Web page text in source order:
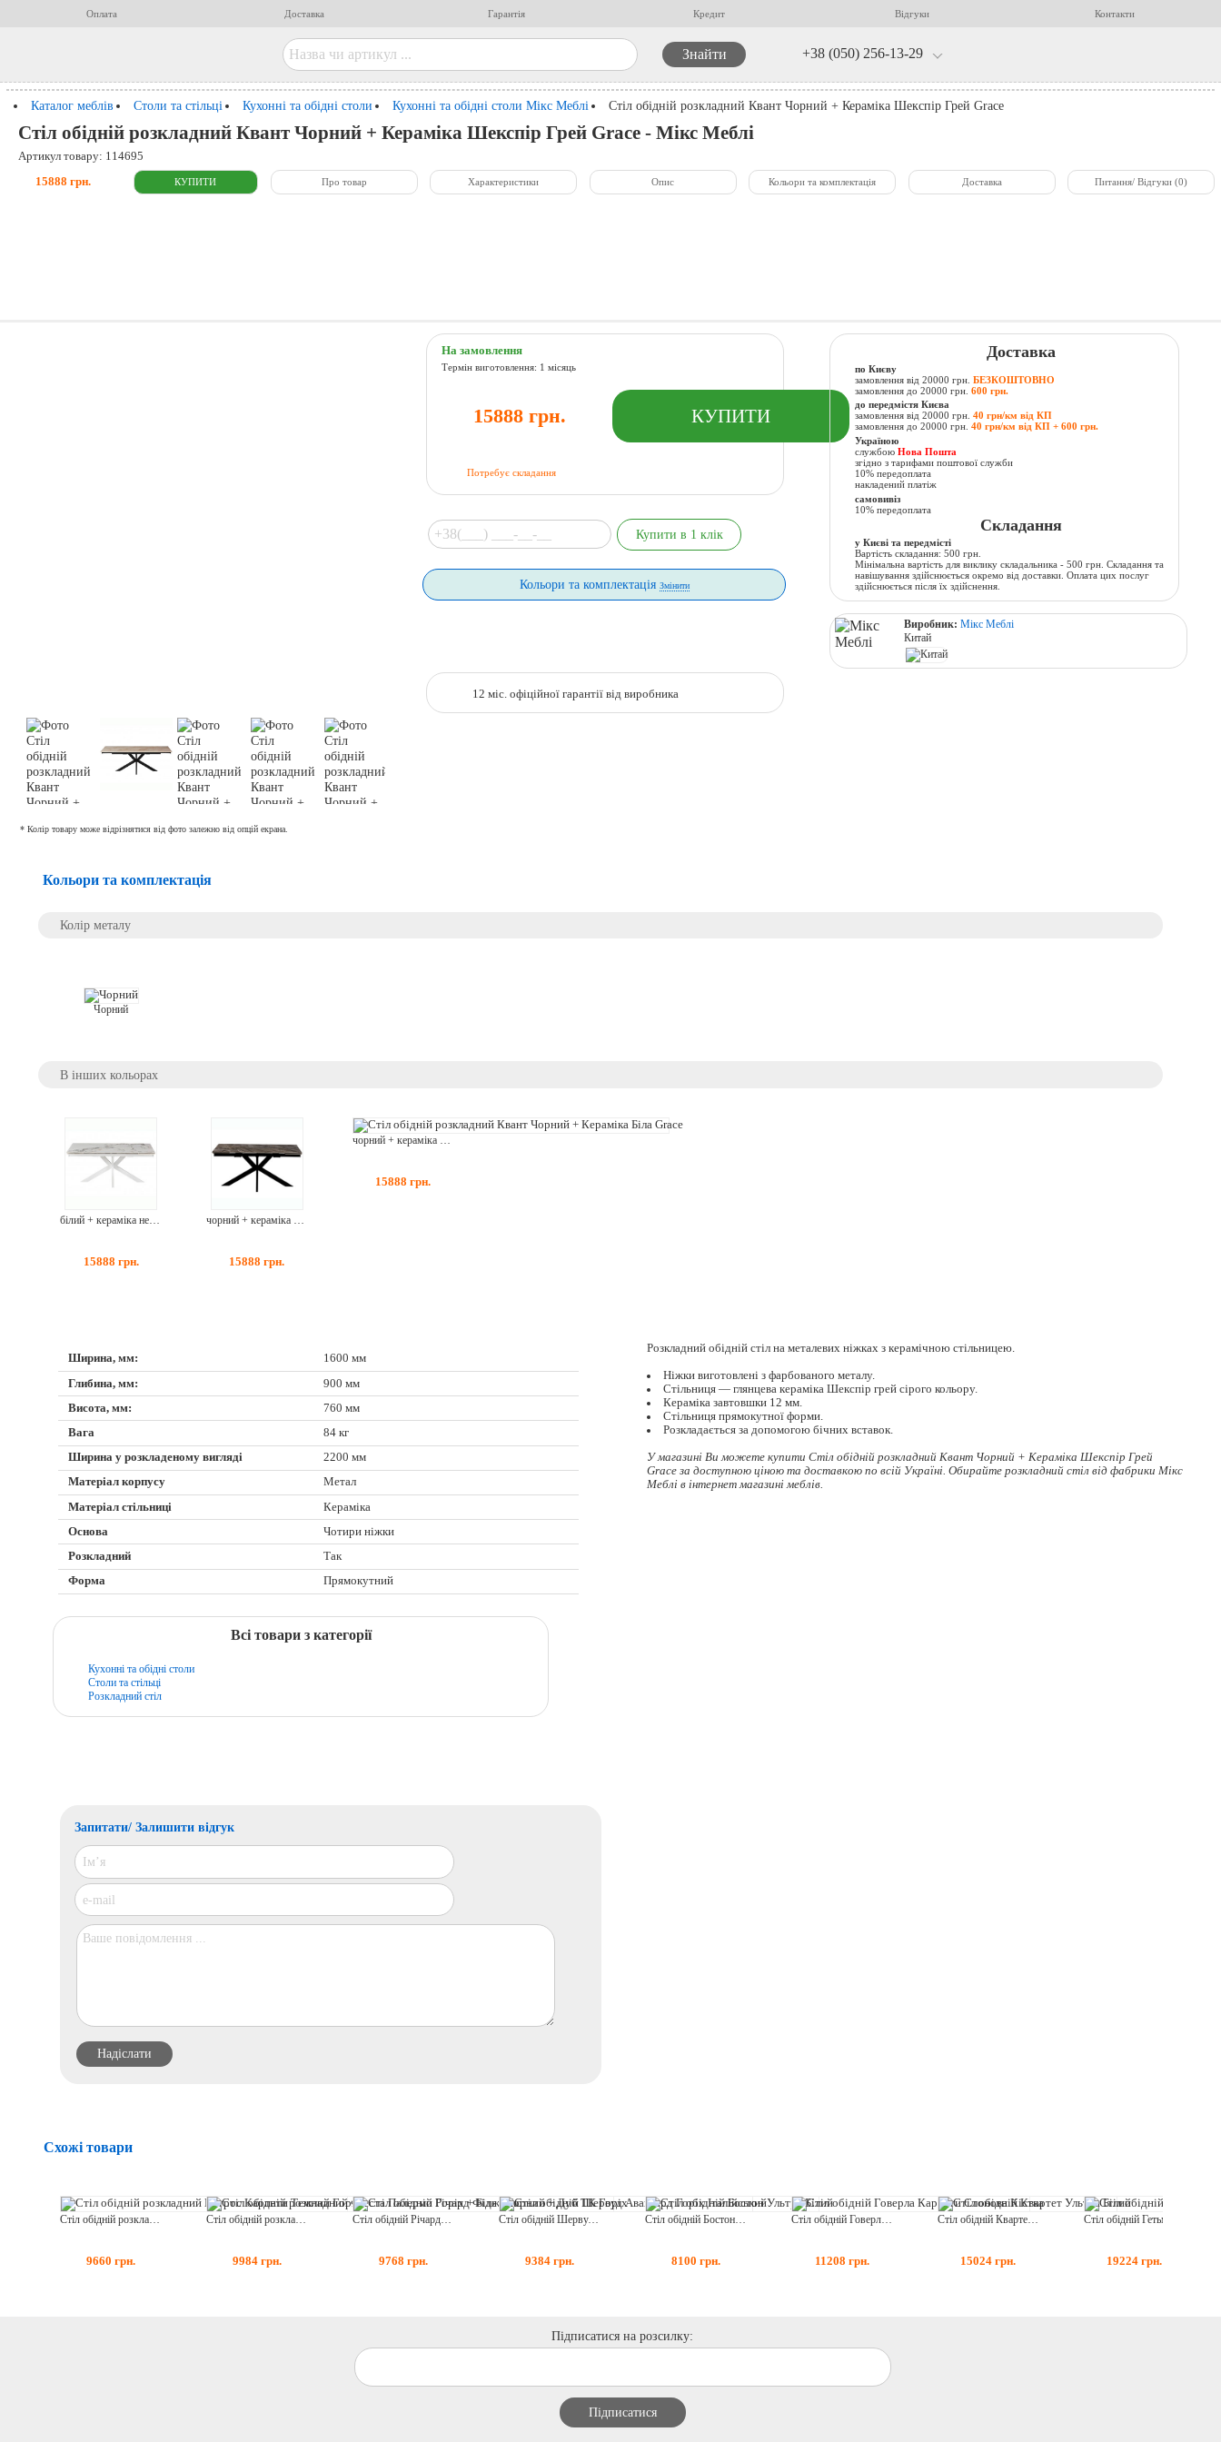
Оплата Доставка Гарантія Кредит Відгуки Контакти
+38 (050) 256-13-29
Каталог меблів Столи та стільці Кухонні та обідні столи Кухонні та обідні столи Мікс Меблі Стіл обідній розкладний Квант Чорний + Кераміка Шекспір Грей Grace
Стіл обідній розкладний Квант Чорний + Кераміка Шекспір Грей Grace - Мікс Меблі
Артикул товару: 114695
15888 грн. Про товар Характеристики Опис Кольори та комплектація Доставка Питання/ Відгуки (0)
* Колір товару може відрізнятися від фото залежно від опцій екрана.
На замовлення
Термін виготовлення: 1 місяць
15888 грн.
Потребує складання
Кольори та комплектація Змінити
12 міс. офіційної гарантії від виробника
Доставка
по Києву
замовлення від 20000 грн. БЕЗКОШТОВНО
замовлення до 20000 грн. 600 грн.
до передмістя Києва
замовлення від 20000 грн. 40 грн/км від КП
замовлення до 20000 грн. 40 грн/км від КП + 600 грн.
Україною
службою Нова Пошта
згідно з тарифами поштової служби
10% передоплата
накладений платіж
самовивіз
10% передоплата
Складання
у Києві та передмісті
Вартість складання: 500 грн.
Мінімальна вартість для виклику складальника - 500 грн. Складання та
навішування здійснюється окремо від доставки. Оплата цих послуг
здійснюється після їх здійснення.
Виробник: Мікс Меблі
Китай
Кольори та комплектація
Колір металу
Чорний
В інших кольорах
15888 грн. 15888 грн.
15888 грн.
Ширина, мм:
1600 мм
Глибина, мм:
900 мм
Висота, мм:
760 мм
Вага
84 кг
Ширина у розкладеному вигляді
2200 мм
Матеріал корпусу
Метал
Матеріал стільниці
Кераміка
Основа
Чотири ніжки
Розкладний
Так
Форма
Прямокутний
Всі товари з категорії
Кухонні та обідні столи
Столи та стільці
Розкладний стіл
Розкладний обідній стіл на металевих ніжках з керамічною стільницею.
Ніжки виготовлені з фарбованого металу.
Стільниця — глянцева кераміка Шекспір грей сірого кольору.
Кераміка завтовшки 12 мм.
Стільниця прямокутної форми.
Розкладається за допомогою бічних вставок.
У магазині Ви можете купити Стіл обідній розкладний Квант Чорний + Кераміка Шекспір Грей
Grace за доступною ціною та доставкою по всій Україні. Обирайте розкладний стілвід фабрики Мікс
Меблі в інтернет магазині меблів.
Запитати/ Залишити відгук
Схожі товари
9660 грн. 9984 грн. 9768 грн.
Стіл обідній Шервуд Авангард Горіх Італійський
9384 грн. 8100 грн.
Стіл обідній Говерла Карпати Слонова Кістка
11208 грн.
Стіл обідній Квартет Ультра Білий
15024 грн. 19224 грн.
Підписатися на розсилку: